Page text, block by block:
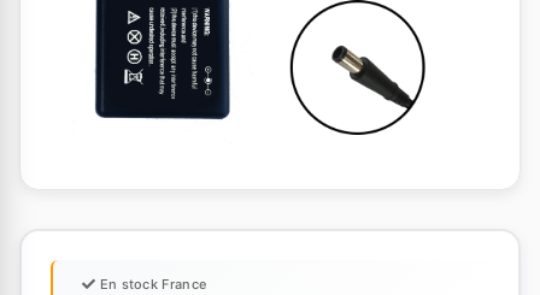
En stock France